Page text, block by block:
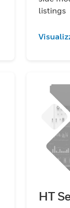
listings
HT